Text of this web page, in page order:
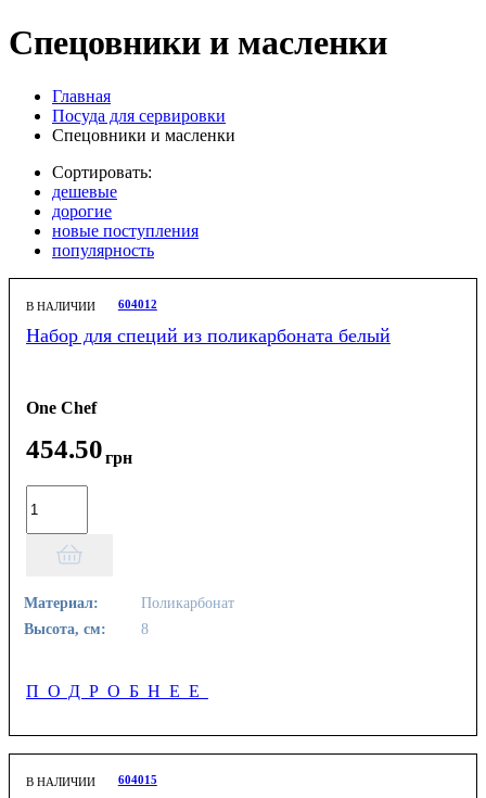
Спецовники и масленки
Главная
Посуда для сервировки
Спецовники и масленки
Сортировать:
дешевые
дорогие
новые поступления
популярность
В НАЛИЧИИ 604012
Набор для специй из поликарбоната белый
One Chef
454.50грн
Материал:
Поликарбонат
Высота, см:
8
ПОДРОБНЕЕ
В НАЛИЧИИ 604015